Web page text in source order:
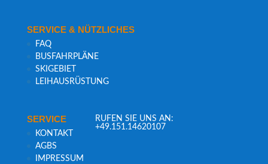
SER­VICE & NÜTZLICHES
FAQ
BUS­FAHR­PLÄ­NE
SKI­GE­BIET
LEIH­AUS­RÜS­TUNG
SER­VICE
KON­TAKT
AGBS
IMPRES­SUM
RUFEN SIE UNS AN:
+49.151.14620107